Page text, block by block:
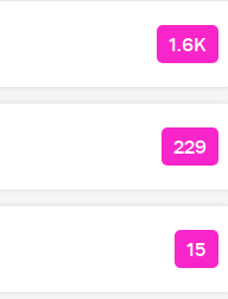
1.6K
229
15